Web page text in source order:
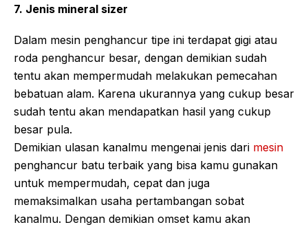
7. Jenis mineral sizer
Dalam mesin penghancur tipe ini terdapat gigi atau
roda penghancur besar, dengan demikian sudah
tentu akan mempermudah melakukan pemecahan
bebatuan alam. Karena ukurannya yang cukup besar
sudah tentu akan mendapatkan hasil yang cukup
besar pula.
Demikian ulasan kanalmu mengenai jenis dari mesin
penghancur batu terbaik yang bisa kamu gunakan
untuk mempermudah, cepat dan juga
memaksimalkan usaha pertambangan sobat
kanalmu. Dengan demikian omset kamu akan